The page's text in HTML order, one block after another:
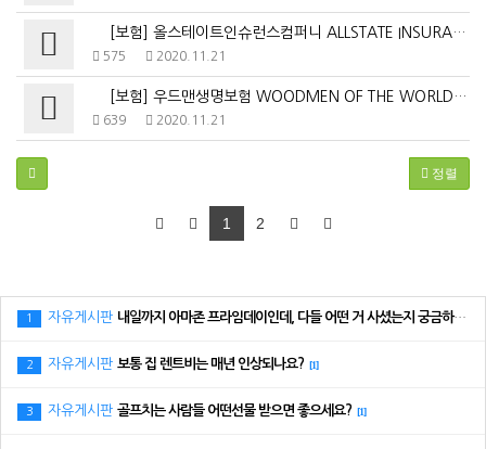
[보험] 올스테이트인슈런스컴퍼니 ALLSTATE INSURANC…
575 2020.11.21
[보험] 우드맨생명보험 WOODMEN OF THE WORLD L…
639 2020.11.21
정렬
1 2
1 자유게시판 내일까지 아마존 프라임데이인데, 다들 어떤 거 사셨는지 궁금하네요.
2 자유게시판 보통 집 렌트비는 매년 인상되나요? [1]
3 자유게시판 골프치는 사람들 어떤선물 받으면 좋으세요? [1]